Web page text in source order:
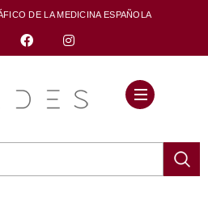
DE LA MEDICINA ESPAÑOLA